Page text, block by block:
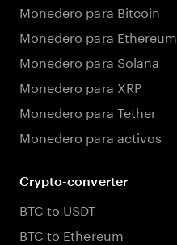
Monedero para Bitcoin
Monedero para Ethereum
Monedero para Solana
Monedero para XRP
Monedero para Tether
Monedero para activos
Crypto-converter
BTC to USDT
BTC to Ethereum